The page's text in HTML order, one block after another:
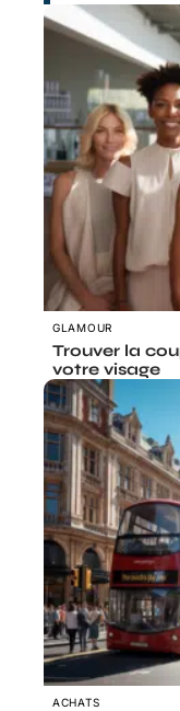
GLAMOUR
Trouver la
votre visage
ACHATS